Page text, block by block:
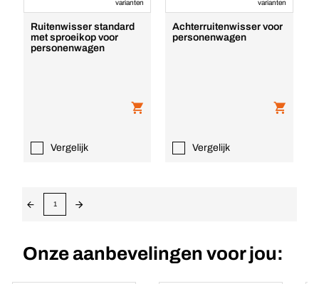
varianten
Ruitenwisser standard
met sproeikop voor
personenwagen
Vergelijk
varianten
Achterruitenwisser voor
personenwagen
Vergelijk
1
Onze aanbevelingen voor jou: